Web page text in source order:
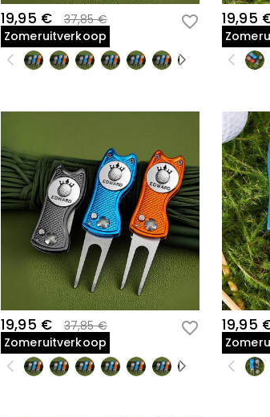
19,95 €
37,85 €
Zomeruitverkoop
19,95
19,95 €
37,85 €
Zomeruitverkoop
19,95